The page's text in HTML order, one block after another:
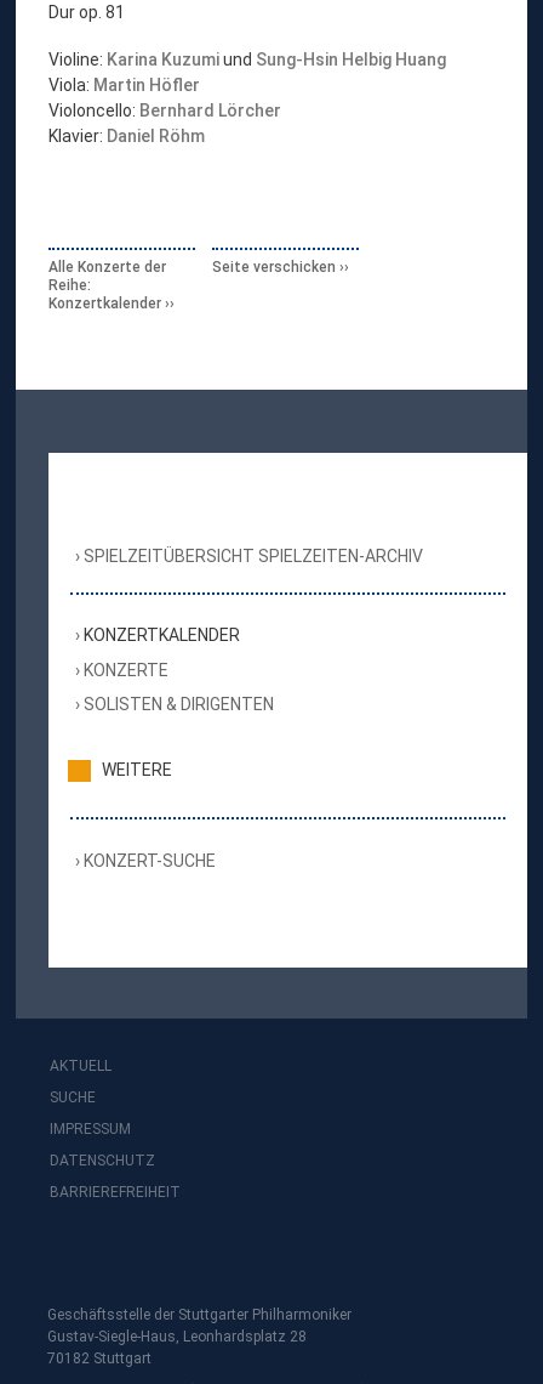
Dur op. 81
Violine: Karina Kuzumiund Sung-Hsin Helbig Huang
Viola: Martin Höfler
Violoncello: Bernhard Lörcher
Klavier: Daniel Röhm
Alle Konzerte der
Reihe:
Konzertkalender
Seite verschicken
SPIELZEITÜBERSICHT SPIELZEITEN-ARCHIV
KONZERTKALENDER
KONZERTE
SOLISTEN & DIRIGENTEN
WEITERE
KONZERT-SUCHE
AKTUELL
SUCHE
IMPRESSUM
DATENSCHUTZ
BARRIEREFREIHEIT
Geschäftsstelle der Stuttgarter Philharmoniker
Gustav-Siegle-Haus, Leonhardsplatz 28
70182 Stuttgart